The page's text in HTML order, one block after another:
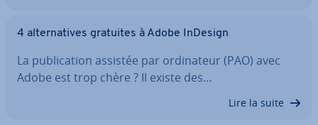
4 al­ter­na­tives gratuites à Adobe InDesign
La pu­bli­ca­tion assistée par or­di­na­teur (PAO) avec
Adobe est trop chère ? Il existe des…
Lire la suite